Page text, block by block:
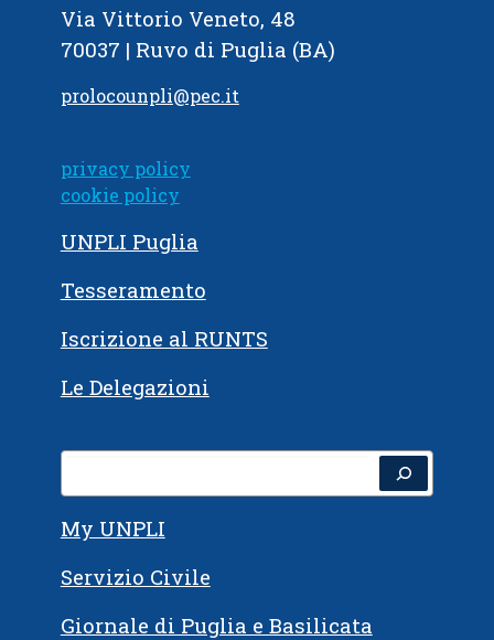
Via Vittorio Veneto, 48
70037 | Ruvo di Puglia (BA)
prolocounpli@pec.it
privacy policy
cookie policy
UNPLI Puglia
Tesseramento
Iscrizione al RUNTS
Le Delegazioni
My UNPLI
Servizio Civile
Giornale di Puglia e Basilicata